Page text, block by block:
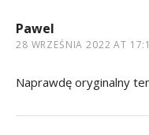
Pawel
28 WRZEŚNIA 2022 AT
Naprawdę oryginalny